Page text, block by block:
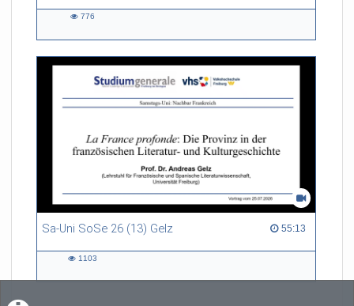
776
Sa-Uni SoSe 26 (13) Gelz 55:13
55:13 duration
1103